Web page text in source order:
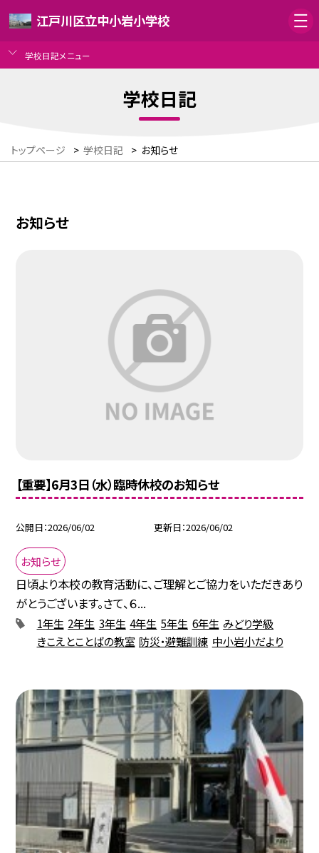
江戸川区立中小岩小学校
学校日記メニュー
学校日記
トップページ > 学校日記 > お知らせ
お知らせ
【重要】6月3日（水）臨時休校のお知らせ
公開日 2026/06/02 更新日 2026/06/02
お知らせ
日頃より本校の教育活動に、ご理解とご協力をいただきあり
がとうございます。さて、６...
1年生 2年生 3年生 4年生 5年生 6年生 みどり学級
きこえとことばの教室 防災・避難訓練 中小岩小だより